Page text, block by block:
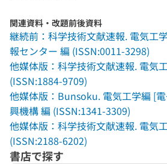
関連資料・改題前後資料
継続前：科学技術文献速報. 電気工
報センター 編 (ISSN:0011-3298)
他媒体版：科学技術文献速報. 電気
(ISSN:1884-9709)
他媒体版：Bunsoku. 電気工学編 [
興機構 編 (ISSN:1341-3309)
他媒体版：科学技術文献速報. 電気
(ISSN:2188-6202)
書店で探す